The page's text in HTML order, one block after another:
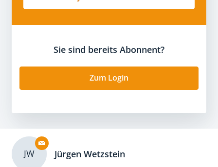
Sie sind bereits Abonnent?
Zum Login
JW Jürgen Wetzstein